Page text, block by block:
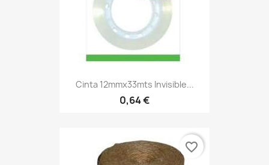
Cinta 12mmx33mts Invisible...
0,64 €
favorite_border